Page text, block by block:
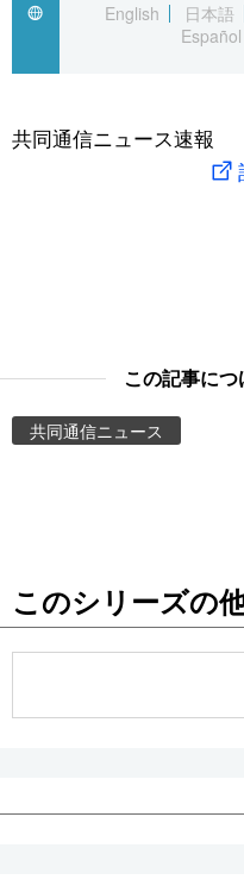
スポーツ・東京2020
Topics
Images
お知らせ
English
日本語
Español
共同通信ニュース速報
この記事に
共同通信ニュース
このシリーズの